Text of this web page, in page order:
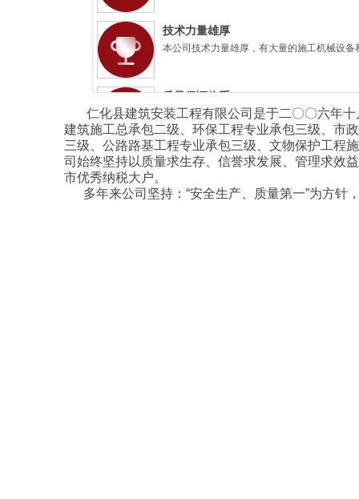
技术力量雄厚
本公司技术力量雄厚，有大量的施工机械设
质量保证体系
严格执行国家及行业建筑施工技术规范，建
仁化县建筑安装工程有限公司是于二〇〇六年十
建筑施工总承包二级、环保工程专业承包三级、市
三级、公路路基工程专业承包三级、文物保护工程
司始终坚持以质量求生存、信誉求发展、管理求效
市优秀纳税大户。
多年来公司坚持：“安全生产、质量第一”为方针